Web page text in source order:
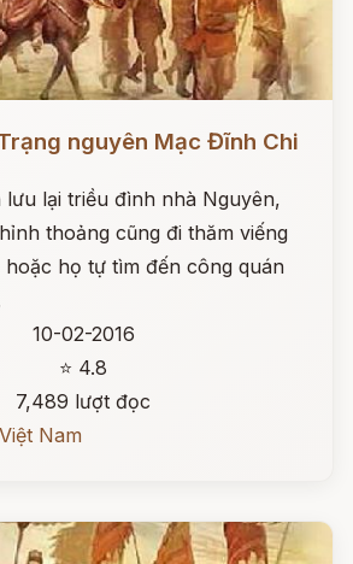
nguyên Mạc Đĩnh Chi
lưu lại triều đình nhà Nguyên,
thoảng cũng đi thăm viếng
hoặc họ tự tìm đến công quán
10-02-2016
⭐ 4.8
7,489 lượt đọc
Nam